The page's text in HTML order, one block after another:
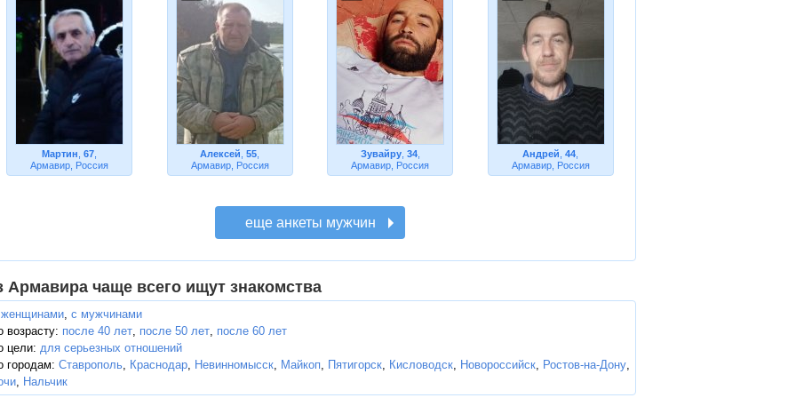
Мартин ,67
Армавир, Россия
Алексей ,55
Армавир, Россия
Зувайру, 34,
Армавир, Россия
Андрей ,44
Армавир, Россия
Армавира чаще всего ищут знакомства
, с мужчинами
возрасту: после 40 лет, после 50 лет, после 60 лет
цели: для серьезных отношений
городам: Ставрополь, Краснодар, Невинномысск, Майкоп, Пятигорск, Кисловодск, Новороссийск, Ростов-на-Дону,
, Нальчик